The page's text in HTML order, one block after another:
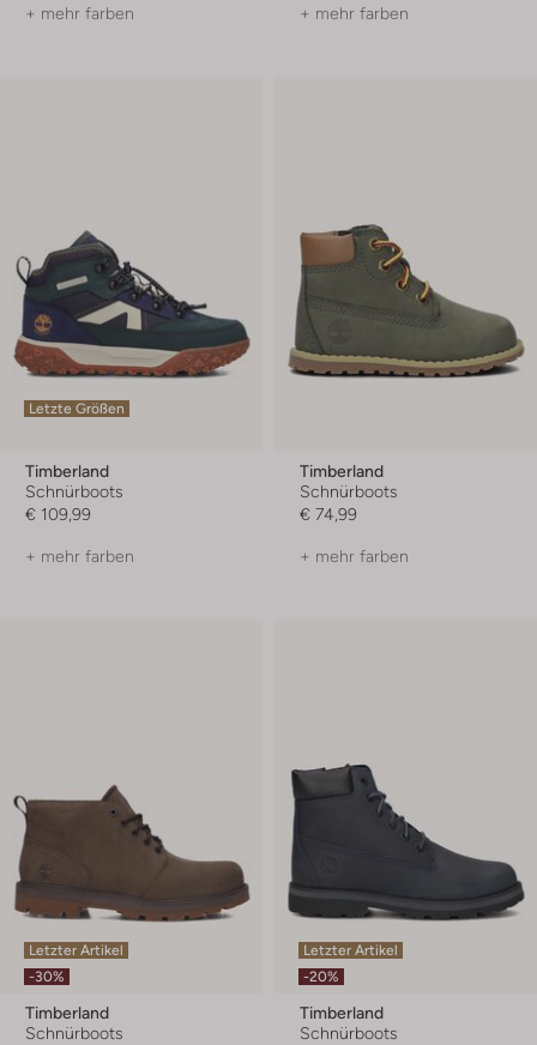
+ mehr farben + mehr farben
Letzte Größen
Timberland
Schnürboots
€ 109,99
+ mehr farben
Timberland
Schnürboots
€ 74,99
+ mehr farben
Letzter Artikel
-30%
Timberland
Schnürboots
Letzter Artikel
-20%
Timberland
Schnürboots